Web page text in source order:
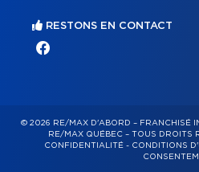
RESTONS EN CONTACT
© 2026 RE/MAX D'ABORD – FRANCHISÉ
RE/MAX QUÉBEC – TOUS DROITS
CONFIDENTIALITÉ- CONDITIONS